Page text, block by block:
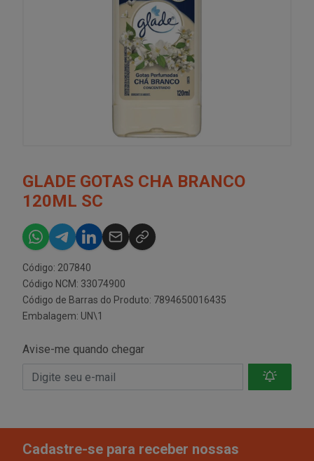
GLADE GOTAS CHA BRANCO
120ML SC
Código: 207840
Código NCM: 33074900
Código de Barras do Produto: 7894650016435
Embalagem: UN\1
Avise-me quando chegar
Cadastre-se para receber nossas